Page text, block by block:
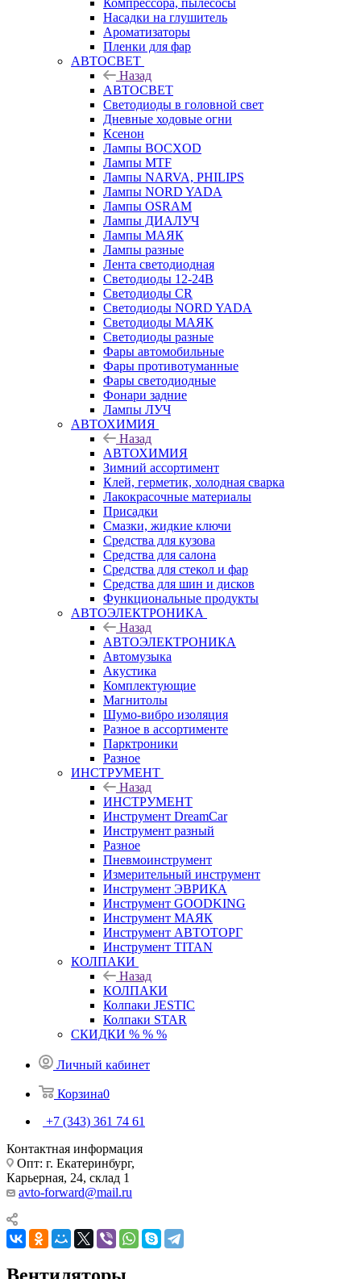
Компрессора, пылесосы
Насадки на глушитель
Ароматизаторы
Пленки для фар
АВТОСВЕТ
Назад
АВТОСВЕТ
Светодиоды в головной свет
Дневные ходовые огни
Ксенон
Лампы BOCXOD
Лампы MTF
Лампы NARVA, PHILIPS
Лампы NORD YADA
Лампы OSRAM
Лампы ДИАЛУЧ
Лампы МАЯК
Лампы разные
Лента светодиодная
Светодиоды 12-24В
Светодиоды CR
Светодиоды NORD YADA
Светодиоды МАЯК
Светодиоды разные
Фары автомобильные
Фары противотуманные
Фары светодиодные
Фонари задние
Лампы ЛУЧ
АВТОХИМИЯ
Назад
АВТОХИМИЯ
Зимний ассортимент
Клей, герметик, холодная сварка
Лакокрасочные материалы
Присадки
Смазки, жидкие ключи
Средства для кузова
Средства для салона
Средства для стекол и фар
Средства для шин и дисков
Функциональные продукты
АВТОЭЛЕКТРОНИКА
Назад
АВТОЭЛЕКТРОНИКА
Автомузыка
Акустика
Комплектующие
Магнитолы
Шумо-вибро изоляция
Разное в ассортименте
Парктроники
Разное
ИНСТРУМЕНТ
Назад
ИНСТРУМЕНТ
Инструмент DreamCar
Инструмент разный
Разное
Пневмоинструмент
Измерительный инструмент
Инструмент ЭВРИКА
Инструмент GOODKING
Инструмент МАЯК
Инструмент АВТОТОРГ
Инструмент TITAN
КОЛПАКИ
Назад
КОЛПАКИ
Колпаки JESTIC
Колпаки STAR
СКИДКИ % % %
Личный кабинет
Корзина0
+7 (343) 361 74 61
Контактная информация
Опт: г. Екатеринбург,
Карьерная, 24, склад 1
avto-forward@mail.ru